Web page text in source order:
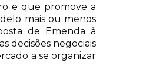
e que promove a
mais ou menos
de Emenda à
decisões negociais
a se organizar